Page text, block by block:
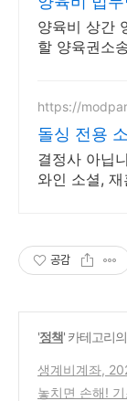
호사 24시
양육비 상간
할 양육권소
https://
돌싱 전용
통대관으로
결정사 아닙
와인 소셜,
공감
'정책' 카테고리
생계비계좌,
지
(0)
놓치면 손해!